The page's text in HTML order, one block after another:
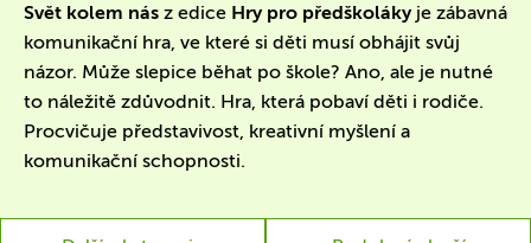
Svět kolem nás z edice Hry pro předškolákyje zábavná
komunikační hra, ve které si děti musí obhájit svůj
názor. Může slepice běhat po škole? Ano, ale je nutné
to náležitě zdůvodnit. Hra, která pobaví děti i rodiče.
Procvičuje představivost, kreativní myšlení a
komunikační schopnosti.